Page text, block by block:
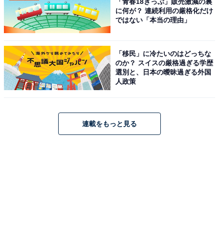
に何が？ 連続利用の厳格化だけ
ではない「本当の理由」
「移民」に冷たいのはどっちな
のか？ スイスの厳格過ぎる学歴
選別と、日本の曖昧過ぎる外国
人政策
連載をもっと見る